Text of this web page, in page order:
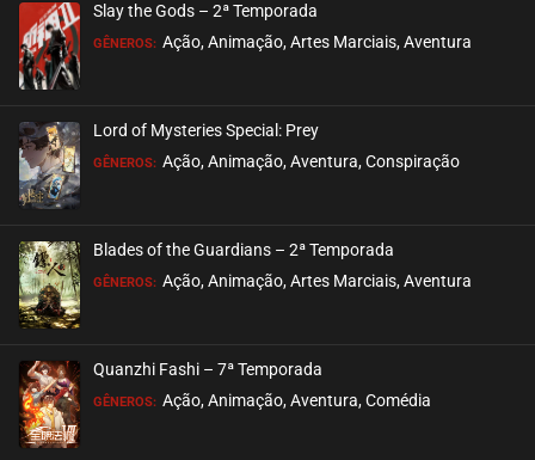
Slay the Gods – 2ª Temporada
GÊNEROS: Ação, Animação, Artes Marciais, Aventura
Lord of Mysteries Special: Prey
GÊNEROS: Ação, Animação, Aventura, Conspiração
Blades of the Guardians – 2ª Temporada
GÊNEROS: Ação, Animação, Artes Marciais, Aventura
Quanzhi Fashi – 7ª Temporada
GÊNEROS: Ação, Animação, Aventura, Comédia